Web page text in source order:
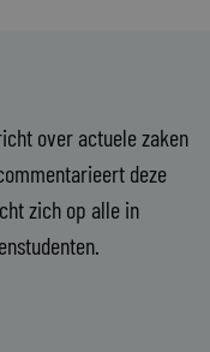
over actuele zaken
deze
zich op alle in